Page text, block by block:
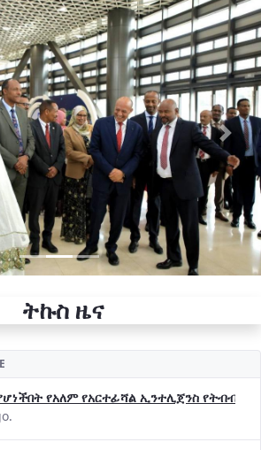
Next
ትኩስ ዜና
የአለም የአርተፊሻል ኢንተሊጀንስ የትብብር